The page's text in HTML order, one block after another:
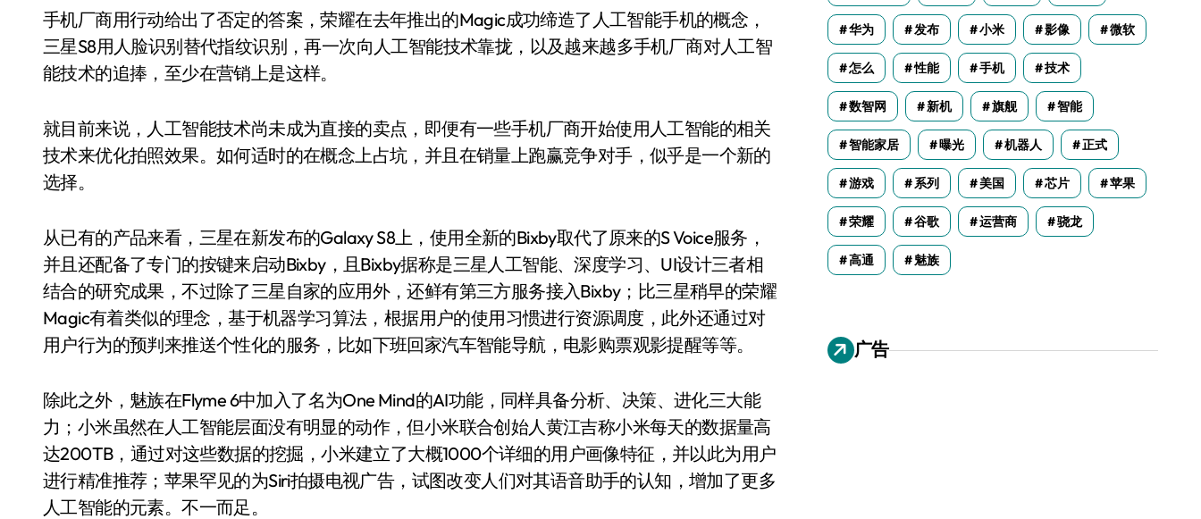
手机厂商用行动给出了否定的答案，荣耀在去年推出的Magic成功缔造了人工智能手机的概念，
三星S8用人脸识别替代指纹识别，再一次向人工智能技术靠拢，以及越来越多手机厂商对人工智
能技术的追捧，至少在营销上是这样。
就目前来说，人工智能技术尚未成为直接的卖点，即便有一些手机厂商开始使用人工智能的相关
技术来优化拍照效果。如何适时的在概念上占坑，并且在销量上跑赢竞争对手，似乎是一个新的
选择。
从已有的产品来看，三星在新发布的Galaxy S8上，使用全新的Bixby取代了原来的S Voice服务，
并且还配备了专门的按键来启动Bixby，且Bixby据称是三星人工智能、深度学习、UI设计三者相
结合的研究成果，不过除了三星自家的应用外，还鲜有第三方服务接入Bixby；比三星稍早的荣耀
Magic有着类似的理念，基于机器学习算法，根据用户的使用习惯进行资源调度，此外还通过对
用户行为的预判来推送个性化的服务，比如下班回家汽车智能导航，电影购票观影提醒等等。
除此之外，魅族在Flyme 6中加入了名为One Mind的AI功能，同样具备分析、决策、进化三大能
力；小米虽然在人工智能层面没有明显的动作，但小米联合创始人黄江吉称小米每天的数据量高
达200TB，通过对这些数据的挖掘，小米建立了大概1000个详细的用户画像特征，并以此为用户
进行精准推荐；苹果罕见的为Siri拍摄电视广告，试图改变人们对其语音助手的认知，增加了更多
人工智能的元素。不一而足。
华为 发布 小米 影像 微软
怎么 性能 手机 技术
数智网 新机 旗舰 智能
智能家居 曝光 机器人 正式
游戏 系列 美国 芯片 苹果
荣耀 谷歌 运营商 骁龙
高通 魅族
广告